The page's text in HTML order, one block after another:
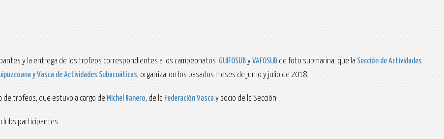
y la entrega de los trofeos correspondientes a los campeonatos GUIFOSUByVAFOSUB de foto submarina, que la Sección de Actividades
y Vasca de Actividades Subacuáticas, organizaron los pasados meses de junio y julio de 2018.
de trofeos, que estuvo a cargo de Michel Ranero, de la Federación Vasca y socio de la Sección.
participantes.